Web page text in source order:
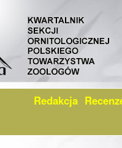
Redakcja